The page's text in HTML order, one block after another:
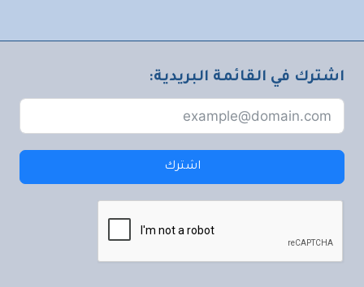
اشترك في القائمة البريدية:
اشترك